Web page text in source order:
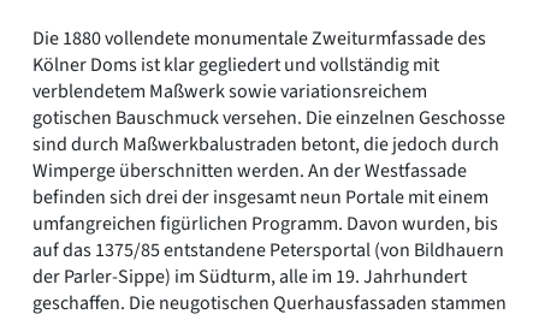
Die 1880 vollendete monumentale Zweiturmfassade des
Kölner Doms ist klar gegliedert und vollständig mit
verblendetem Maßwerk sowie variationsreichem
gotischen Bauschmuck versehen. Die einzelnen Geschosse
sind durch Maßwerkbalustraden betont, die jedoch durch
Wimperge überschnitten werden. An der Westfassade
befinden sich drei der insgesamt neun Portale mit einem
umfangreichen figürlichen Programm. Davon wurden, bis
auf das 1375/85 entstandene Petersportal (von Bildhauern
der Parler-Sippe) im Südturm, alle im 19. Jahrhundert
geschaffen. Die neugotischen Querhausfassaden stammen